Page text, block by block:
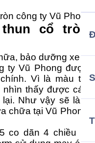
công ty Vũ Phong
cổ tròn
bảo dưỡng xe ô
ty Vũ Phong được
Vì là màu tối
thấy được các
Như vậy sẽ làm
chữa tại Vũ Phong
co dãn 4 chiều là